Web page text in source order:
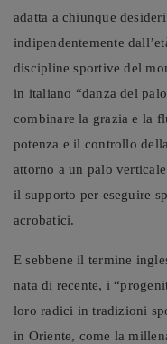
adatta a chiunque
indipendentemente
discipline sportive del
in italiano “danza del
combinare la grazia e la
potenza e il controllo
attorno a un palo
il supporto per eseguire
acrobatici.
E sebbene il termine
nata di recente, i
loro radici in tradizioni
in Oriente, come la